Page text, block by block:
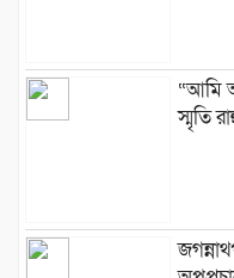
“আমি
স্মৃতি